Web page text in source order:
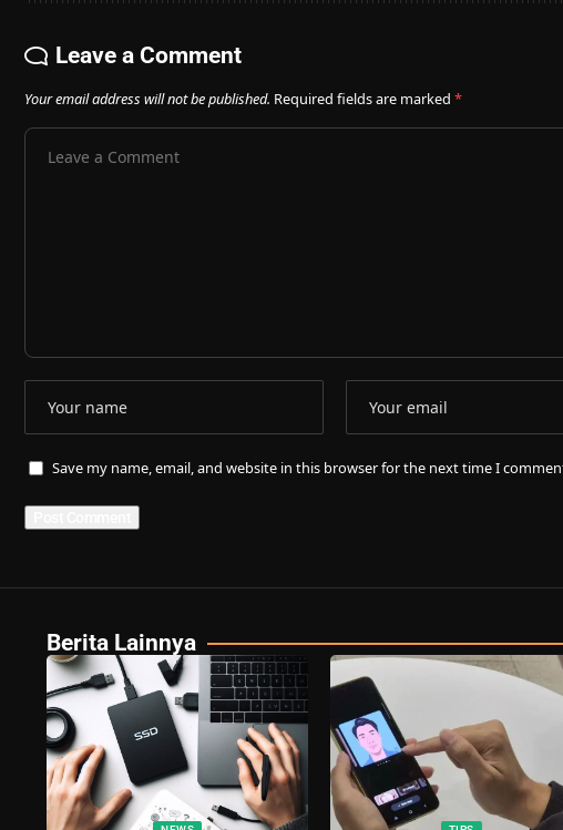
Leave a Comment
Your email address will not be published. Required fields are marked *
Save my name, email, and website in this browser for the next time I
Berita Lainnya